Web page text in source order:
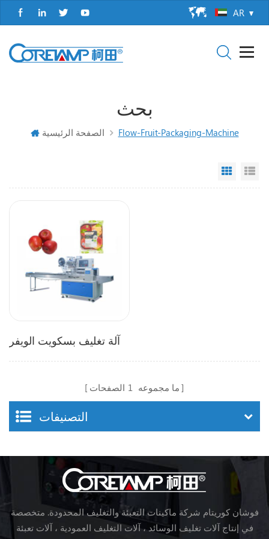
AR
بحث
الصفحة الرئيسية Flow-Fruit-Packaging-Machine
Grid
آلة تغليف بسكويت الويفر
ما مجموعه 1 الصفحات
التصنيفات
فوشان كوريتام شركة ماكينات التعبئة والتغليف المحدودة. متخصصة
في إنتاج آلات تغليف الوسائد ، آلات التغليف العمودية ، آلات تعبئة